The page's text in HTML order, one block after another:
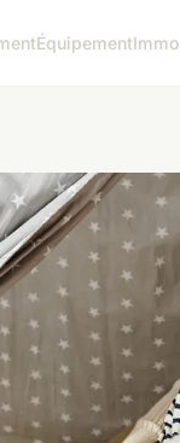
ÉquipementImmo